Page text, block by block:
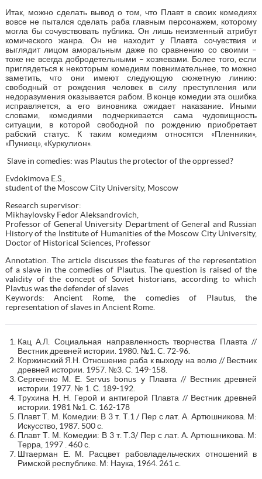
Итак, можно сделать вывод о том, что Плавт в своих комедиях
вовсе не пытался сделать раба главным персонажем, которому
могла бы сочувствовать публика. Он лишь неизменный атрибут
комического жанра. Он не находит у Плавта сочувствия и
выглядит лицом аморальным даже по сравнению со своими –
тоже не всегда добродетельными – хозяевами. Более того, если
приглядеться к некоторым комедиям повнимательнее, то можно
заметить, что они имеют следующую сюжетную линию:
свободный от рождения человек в силу преступления или
недоразумения оказывается рабом. В конце комедии эта ошибка
исправляется, а его виновника ожидает наказание. Иными
словами, комедиями подчеркивается сама чудовищность
ситуации, в которой свободной по рождению приобретает
рабский статус. К таким комедиям относятся «Пленники»,
«Пуниец», «Куркулион».
Slave in comedies: was Plautus the protector of the oppressed?
Evdokimova E.S.,
student of the Moscow City University, Moscow
Research supervisor:
Mikhaylovsky Fedor Aleksandrovich,
Professor of General University Department of General and Russian
History of the Institute of Humanities of the Moscow City University,
Doctor of Historical Sciences, Professor
Annotation. The article discusses the features of the representation
of a slave in the comedies of Plautus. The question is raised of the
validity of the concept of Soviet historians, according to which
Plavtus was the defender of slaves
Keywords: Ancient Rome, the comedies of Plautus, the
representation of slaves in Ancient Rome.
Кац А.Л. Социальная направленность творчества Плавта //
Вестник древней истории. 1980. №1. C. 72-96.
Коржинский Я.Н. Отношение раба к выходу на волю // Вестник
древней истории. 1957. №3. С. 149-158.
Сергеенко М. Е. Servus bonus у Плавта // Вестник древней
истории. 1977. № 1. С. 189-192.
Трухина Н. Н. Герой и антигерой Плавта // Вестник древней
истории. 1981 №1. С. 162-178
Плавт Т. М. Комедии: В 3 т. Т.1 / Пер с лат. А. Артюшникова. М:
Искусство, 1987. 500 с.
Плавт Т. М. Комедии: В 3 т. Т.3/ Пер с лат. А. Артюшникова. М:
Терра, 1997 . 460 с.
Штаерман Е. М. Расцвет рабовладельческих отношений в
Римской республике. М: Наука, 1964. 261 с.